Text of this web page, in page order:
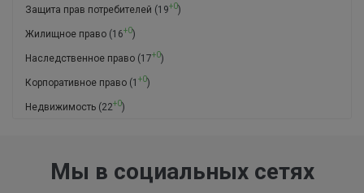
Защита прав потребителей (19+0)
Жилищное право (16+0)
Наследственное право (17+0)
Корпоративное право (1 +0)
Недвижимость (22+0)
Мы в социальных сетях